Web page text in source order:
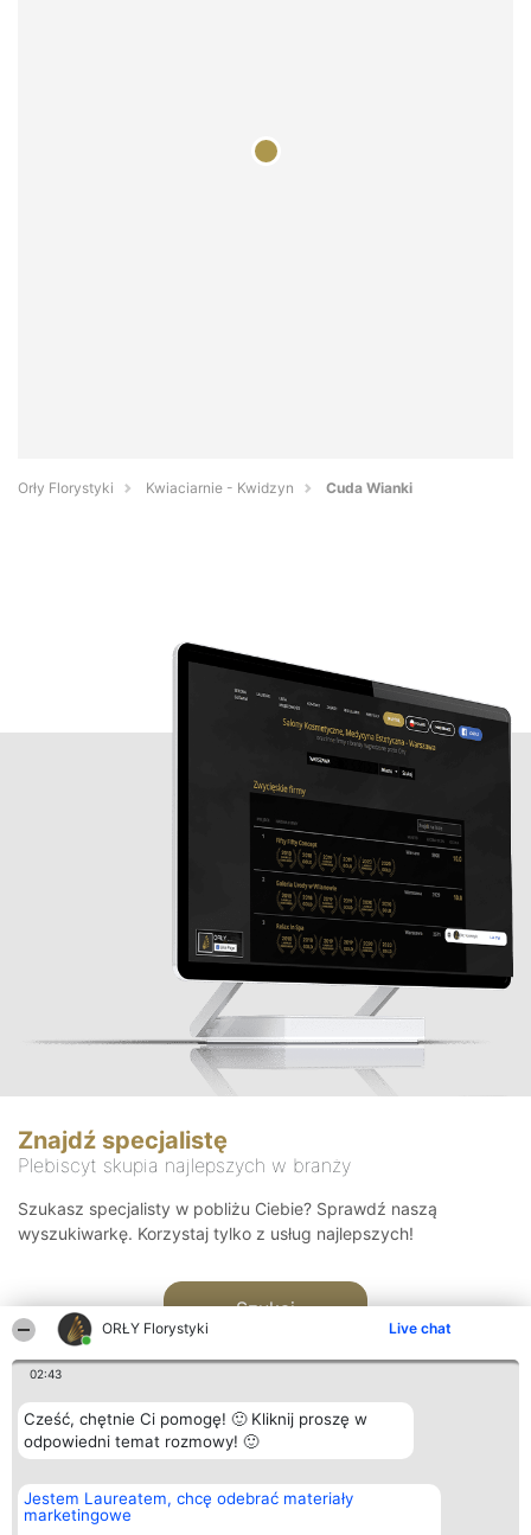
ORŁY Florystyki Live chat
02:43
Cześć, chętnie Ci pomogę! 🙂 Kliknij proszę w
odpowiedni temat rozmowy! 🙂
Jestem Laureatem, chcę odebrać materiały
marketingowe
Orły Florystyki Kwiaciarnie - Kwidzyn Cuda Wianki
Znajdź specjalistę
Plebiscyt skupia najlepszych w branży
Szukasz specjalisty w pobliżu Ciebie? Sprawdź naszą
wyszukiwarkę. Korzystaj tylko z usług najlepszych!
Szukaj
Organizator plebiscytu
Bright Side Solutions sp. z o.
o. sp. k.
Plebiscyt
Laureaci
Kontakt
Kontakt